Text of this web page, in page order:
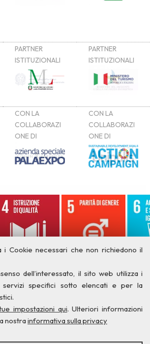
i Cookie necessari che non richiedono il
dell’interessato, il sito web utilizza i
servizi specifici sotto elencati e per la
impostazioni qui. Ulteriori informazioni
nostrainformativa sulla privacy